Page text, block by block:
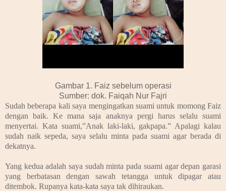
Gambar 1. Faiz sebelum operasi
Sumber: dok. Faiqah Nur Fajri
Sudah beberapa kali saya mengingatkan suami untuk momong Faiz
dengan baik. Ke mana saja anaknya pergi harus selalu suami
menyertai. Kata suami,”Anak laki-laki, gakpapa.” Apalagi kalau
sudah naik sepeda, saya selalu minta pada suami agar berada di
dekatnya.
Yang kedua adalah saya sudah minta pada suami agar depan garasi
yang berbatasan dengan sawah tetangga untuk dipagar atau
ditembok. Rupanya kata-kata saya tak dihiraukan.